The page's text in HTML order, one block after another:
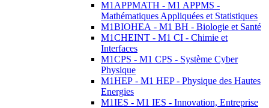
M1APPMATH - M1 APPMS -
Mathématiques Appliquées et Statistiques
M1BIOHEA - M1 BH - Biologie et Santé
M1CHEINT - M1 CI - Chimie et
Interfaces
M1CPS - M1 CPS - Système Cyber
Physique
M1HEP - M1 HEP - Physique des Hautes
Energies
M1IES - M1 IES - Innovation, Entreprise